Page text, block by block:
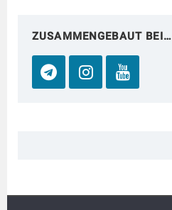
ZUSAMMENGEBAUT BEI…